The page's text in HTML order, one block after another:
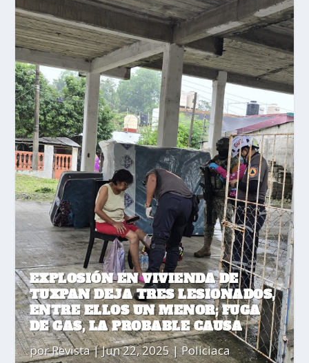
EXPLOSIÓN EN VIVIENDA DE
TUXPAN DEJA TRES LESIONADOS,
ENTRE ELLOS UN MENOR; FUGA
DE GAS, LA PROBABLE CAUSA
porRevista|Jun 22, 2025|Policiaca